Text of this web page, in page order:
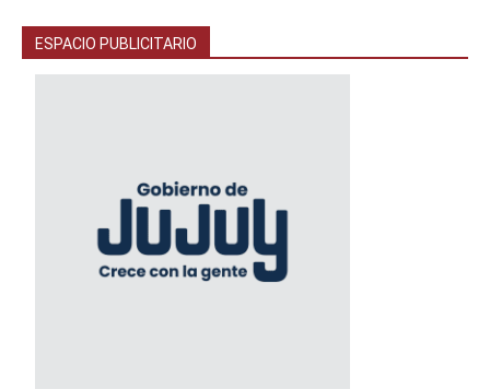
ESPACIO PUBLICITARIO